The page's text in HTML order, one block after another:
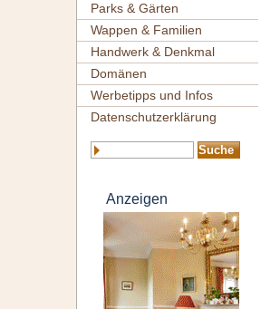
Parks & Gärten
Wappen & Familien
Handwerk & Denkmal
Domänen
Werbetipps und Infos
Datenschutzerklärung
Anzeigen